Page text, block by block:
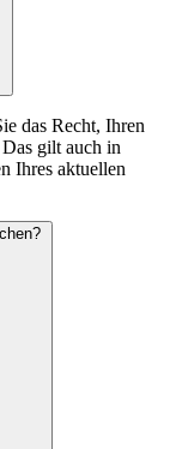
das Recht, Ihren
gilt auch in
Ihres aktuellen